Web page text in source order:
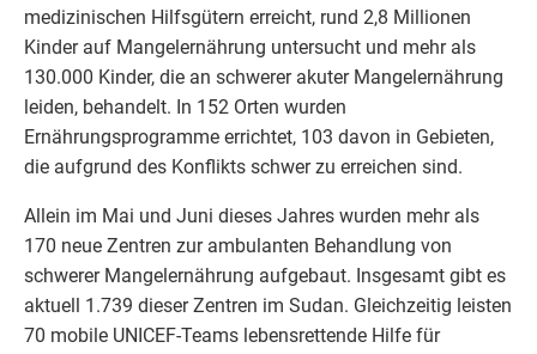
medizinischen Hilfsgütern erreicht, rund 2,8 Millionen
Kinder auf Mangelernährung untersucht und mehr als
130.000 Kinder, die an schwerer akuter Mangelernährung
leiden, behandelt. In 152 Orten wurden
Ernährungsprogramme errichtet, 103 davon in Gebieten,
die aufgrund des Konflikts schwer zu erreichen sind.
Allein im Mai und Juni dieses Jahres wurden mehr als
170 neue Zentren zur ambulanten Behandlung von
schwerer Mangelernährung aufgebaut. Insgesamt gibt es
aktuell 1.739 dieser Zentren im Sudan. Gleichzeitig leisten
70 mobile UNICEF-Teams lebensrettende Hilfe für